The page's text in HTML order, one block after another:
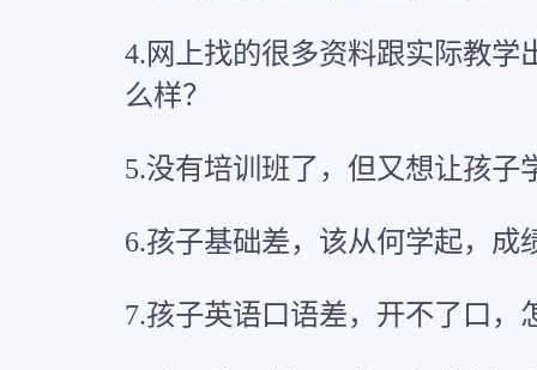
4.网上找的很多资料跟实际教学
么样？
5.没有培训班了，但又想让孩子
6.孩子基础差，该从何学起，成
7.孩子英语口语差，开不了口，